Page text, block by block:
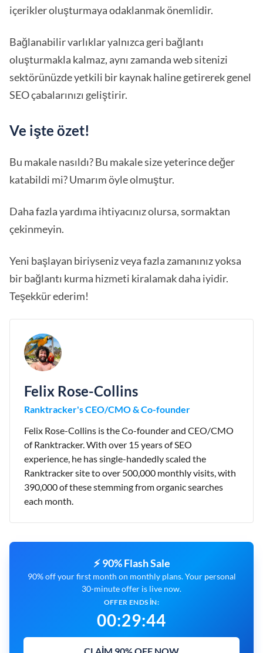
içerikler oluşturmaya odaklanmak önemlidir.
Bağlanabilir varlıklar yalnızca geri bağlantı
oluşturmakla kalmaz, aynı zamanda web sitenizi
sektörünüzde yetkili bir kaynak haline getirerek genel
SEO çabalarınızı geliştirir.
Ve işte özet!
Bu makale nasıldı? Bu makale size yeterince değer
katabildi mi? Umarım öyle olmuştur.
Daha fazla yardıma ihtiyacınız olursa, sormaktan
çekinmeyin.
Yeni başlayan biriyseniz veya fazla zamanınız yoksa
bir bağlantı kurma hizmeti kiralamak daha iyidir.
Teşekkür ederim!
Felix Rose-Collins
Ranktracker's CEO/CMO & Co-founder
Felix Rose-Collins is the Co-founder and CEO/CMO
of Ranktracker. With over 15 years of SEO
experience, he has single-handedly scaled the
Ranktracker site to over 500,000 monthly visits, with
390,000 of these stemming from organic searches
each month.
⚡ 90% Flash Sale
90% off your first month on monthly plans. Your personal
30-minute offer is live now.
OFFER ENDS IN:
00:29:43